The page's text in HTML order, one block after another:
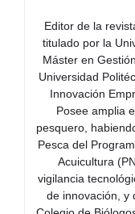
Editor de la
titulado por la
Máster en
Universidad
Innovación
Posee amplia
pesquero,
Pesca del
Acuicultura
vigilancia
de innovación, y